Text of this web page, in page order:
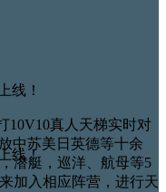
线！
线！
10V10真人天梯实时对
中苏美日英德等十余
潜艇，巡洋、航母等5
加入相应阵营，进行天